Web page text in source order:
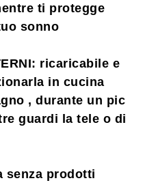
ti protegge
sonno
ricaricabile e
in cucina
, durante un pic
guardi la tele o di
senza prodotti